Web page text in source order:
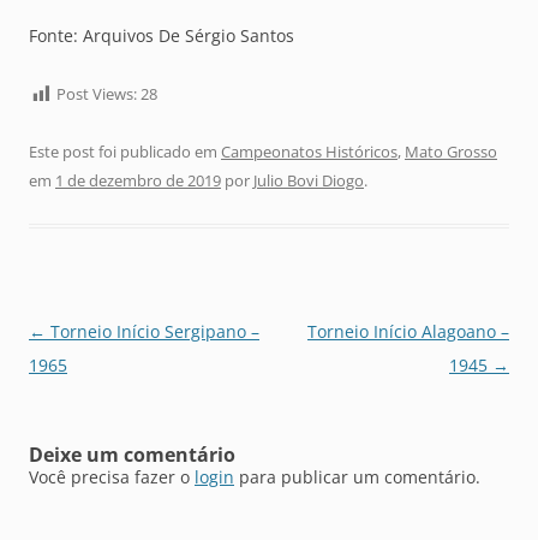
Fonte: Arquivos De Sérgio Santos
Post Views:28
Este post foi publicado em Campeonatos Históricos, Mato Grosso
em 1 de dezembro de 2019 por Julio Bovi Diogo.
Navegação
de
← Torneio Início Sergipano –
1965
Torneio Início Alagoano –
1945 →
Deixe um comentário
Você precisa fazer o login para publicar um comentário.